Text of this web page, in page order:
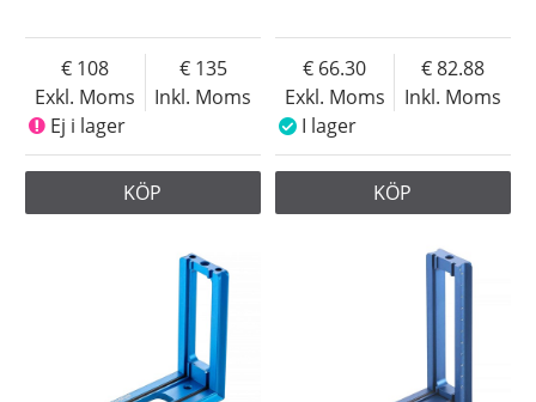
Exkl. Moms
108
Inkl. Moms
135
Ej i lager
KÖP
Exkl. Moms
66.30
Inkl. Moms
82.88
I lager
KÖP